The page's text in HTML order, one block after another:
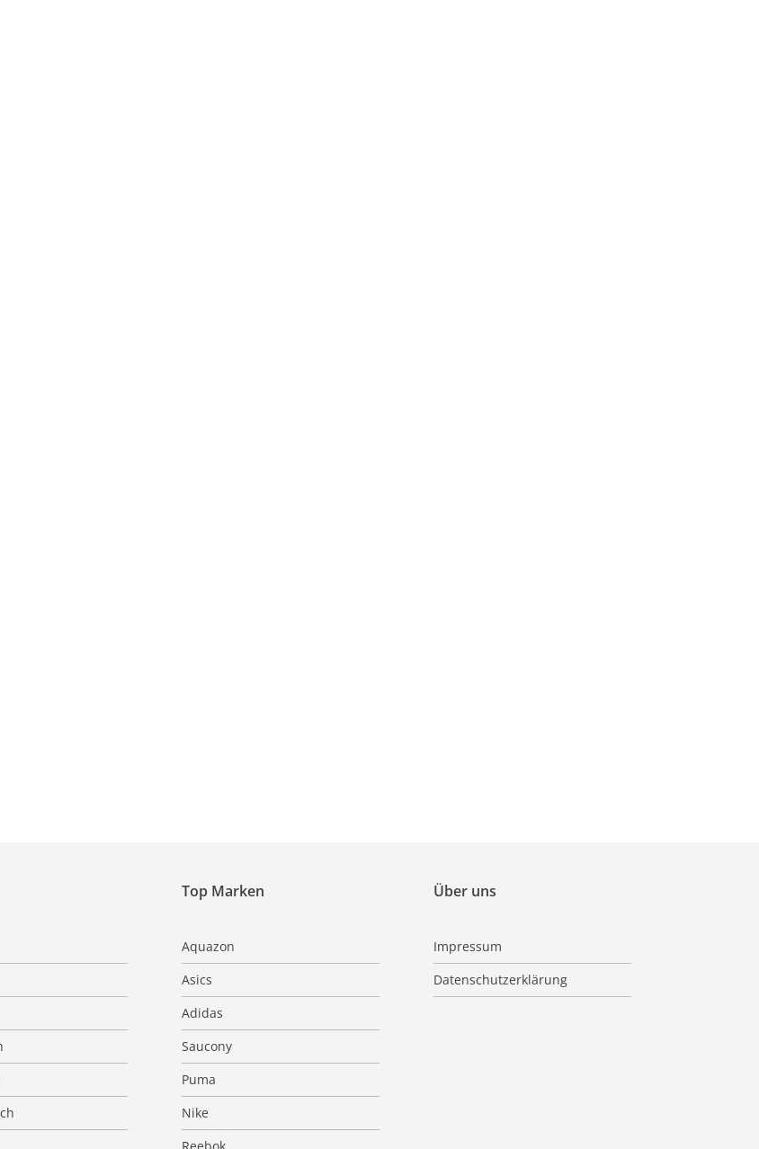
Über uns
Impressum
Datenschutzerklärung
Top Marken
Aquazon
Asics
Adidas
Saucony
Puma
Nike